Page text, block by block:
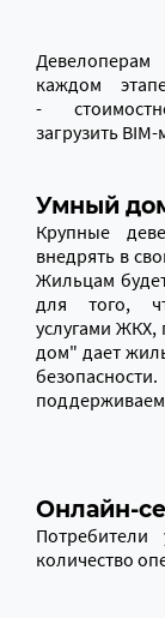
каждом
-
загрузить
Умный
Крупные
внедрять в
Жильцам
для того,
услугами ЖКХ,
дом" дает
Онлайн-
количество